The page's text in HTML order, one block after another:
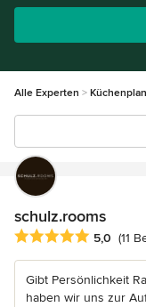
Alle Experten
schulz.rooms
Durchschnittliche
5,0 (11
Gibt Persönlichkeit
haben wir uns zur